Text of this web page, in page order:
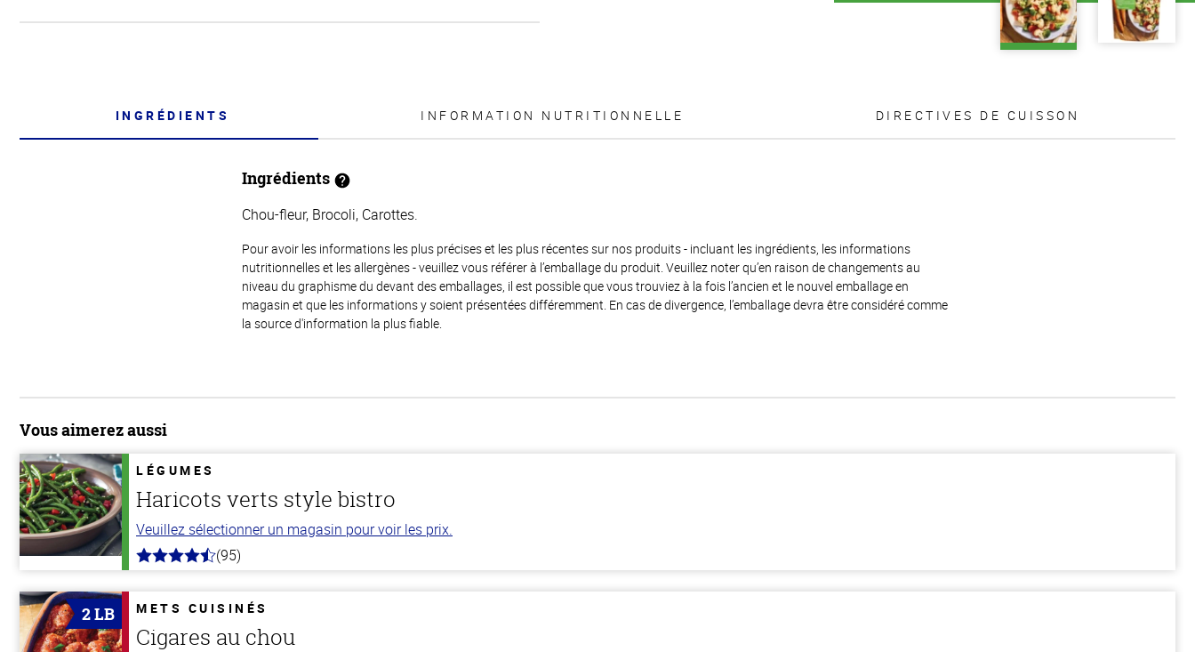
INGRÉDIENTS INFORMATION NUTRITIONNELLE DIRECTIVES DE CUISSON
Ingrédients
Chou-fleur, Brocoli, Carottes.
Pour avoir les informations les plus précises et les plus récentes sur nos produits - incluant les ingrédients, les informations
nutritionnelles et les allergènes - veuillez vous référer à l’emballage du produit. Veuillez noter qu’en raison de changements au
niveau du graphisme du devant des emballages, il est possible que vous trouviez à la fois l’ancien et le nouvel emballage en
magasin et que les informations y soient présentées différemment. En cas de divergence, l’emballage devra être considéré comme
la source d'information la plus fiable.
Vous aimerez aussi
LÉGUMES
Haricots verts style bistro
Veuillez sélectionner un magasin pour voir les prix.
4.6
5
stars
(95)
2 LB METS CUISINÉS
Cigares au chou